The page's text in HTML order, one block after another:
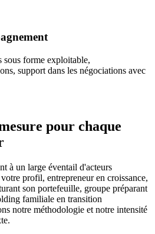
sous forme exploitable,
support dans les négociations avec
pour chaque
à un large éventail d'acteurs
profil, entrepreneur en croissance,
son portefeuille, groupe préparant
familiale en transition
notre méthodologie et notre intensité